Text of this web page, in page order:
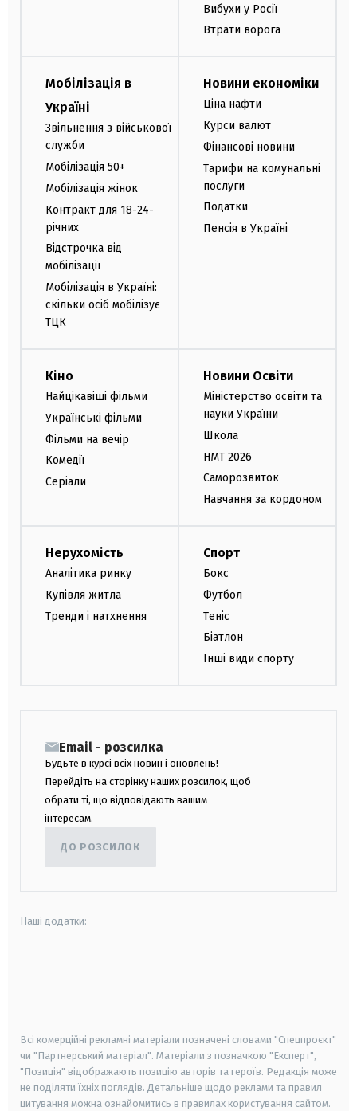
Вибухи у Росії
Втрати ворога
Мобілізація в
Україні
Звільнення з військової
служби
Мобілізація 50+
Мобілізація жінок
Контракт для 18-24-
річних
Відстрочка від
мобілізації
Мобілізація в Україні:
скільки осіб мобілізує
ТЦК
Новини економіки
Ціна нафти
Курси валют
Фінансові новини
Тарифи на комунальні
послуги
Податки
Пенсія в Україні
Кіно
Найцікавіші фільми
Українські фільми
Фільми на вечір
Комедії
Серіали
Новини Освіти
Міністерство освіти та
науки України
Школа
НМТ 2026
Саморозвиток
Навчання за кордоном
Нерухомість
Аналітика ринку
Купівля житла
Тренди і натхнення
Спорт
Бокс
Футбол
Теніс
Біатлон
Інші види спорту
Email - розсилка
Будьте в курсі всіх новин і оновлень!
Перейдіть на сторінку наших розсилок, щоб
обрати ті, що відповідають вашим
інтересам.
ДО РОЗСИЛОК
Наші додатки:
Всі комерційні рекламні матеріали позначені словами "Спецпроєкт"
чи "Партнерський матеріал". Матеріали з позначкою "Експерт",
"Позиція" відображають позицію авторів та героїв. Редакція може
не поділяти їхніх поглядів. Детальніше щодо реклами та правил
цитування можна ознайомитись в правилах користування сайтом.